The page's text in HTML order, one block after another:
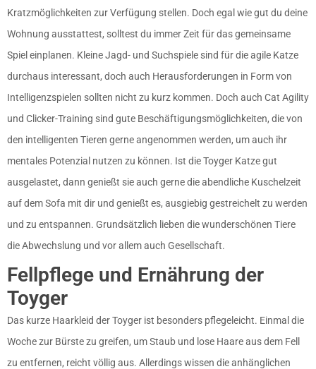
Kratzmöglichkeiten zur Verfügung stellen. Doch egal wie gut du deine
Wohnung ausstattest, solltest du immer Zeit für das gemeinsame
Spiel einplanen. Kleine Jagd- und Suchspiele sind für die agile Katze
durchaus interessant, doch auch Herausforderungen in Form von
Intelligenzspielen sollten nicht zu kurz kommen. Doch auch Cat Agility
und Clicker-Training sind gute Beschäftigungsmöglichkeiten, die von
den intelligenten Tieren gerne angenommen werden, um auch ihr
mentales Potenzial nutzen zu können. Ist die Toyger Katze gut
ausgelastet, dann genießt sie auch gerne die abendliche Kuschelzeit
auf dem Sofa mit dir und genießt es, ausgiebig gestreichelt zu werden
und zu entspannen. Grundsätzlich lieben die wunderschönen Tiere
die Abwechslung und vor allem auch Gesellschaft.
Fellpflege und Ernährung der
Toyger
Das kurze Haarkleid der Toyger ist besonders pflegeleicht. Einmal die
Woche zur Bürste zu greifen, um Staub und lose Haare aus dem Fell
zu entfernen, reicht völlig aus. Allerdings wissen die anhänglichen